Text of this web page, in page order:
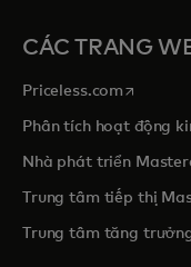
CÁC TRANG
Priceless.com opens in
Phân tích hoạt động
Nhà phát triển
Trung tâm tiếp thị
Trung tâm tăng